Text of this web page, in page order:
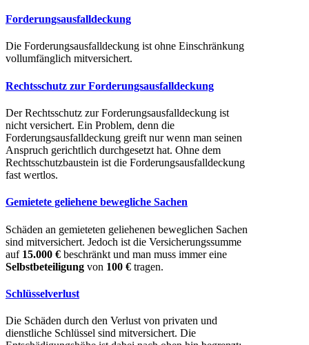
Forderungsausfalldeckung
Die Forderungsausfalldeckung ist ohne Einschränkung
vollumfänglich mitversichert.
Rechtsschutz zur Forderungsausfalldeckung
Der Rechtsschutz zur Forderungsausfalldeckung ist
nicht versichert. Ein Problem, denn die
Forderungsausfalldeckung greift nur wenn man seinen
Anspruch gerichtlich durchgesetzt hat. Ohne dem
Rechtsschutzbaustein ist die Forderungsausfalldeckung
fast wertlos.
Gemietete geliehene bewegliche Sachen
Schäden an gemieteten geliehenen beweglichen Sachen
sind mitversichert. Jedoch ist die Versicherungssumme
auf 15.000 € beschränkt und man muss immer eine
Selbstbeteiligung von 100 € tragen.
Schlüsselverlust
Die Schäden durch den Verlust von privaten und
dienstliche Schlüssel sind mitversichert. Die